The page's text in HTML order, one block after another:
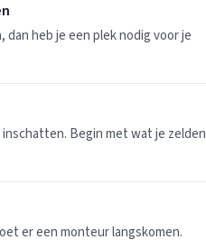
heb je een plek nodig voor je
Begin met wat je zelden
er een monteur langskomen.